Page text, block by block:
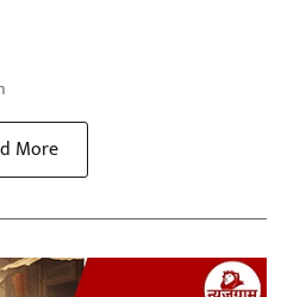
More